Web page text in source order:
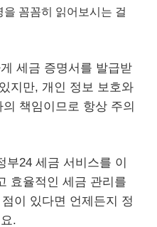
꼼꼼히 읽어보시는 걸
세금 증명서를 발급받
지만, 개인 정보 보호와
책임이므로 항상 주의
24 세금 서비스를 이
효율적인 세금 관리를
이 있다면 언제든지 정
.